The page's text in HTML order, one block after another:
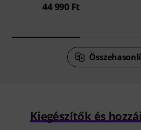
44 990 Ft
Kiegészítők és